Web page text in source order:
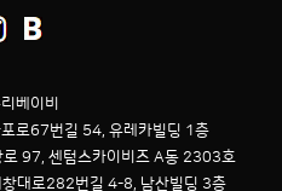
베이비
포로67번길 54, 유레카빌딩 1층
로 97, 센텀스카이비즈 A동 2303호
창대로282번길 4-8, 남산빌딩 3층